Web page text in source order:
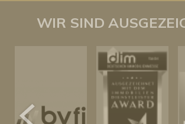
WIR SIND